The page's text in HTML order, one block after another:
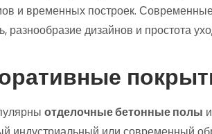
и временных построек.
разнообразие дизайнов и простота
отделочные бетонные полы и